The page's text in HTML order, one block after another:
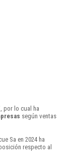
por lo cual ha
según ventas
Sa en 2024 ha
respecto al